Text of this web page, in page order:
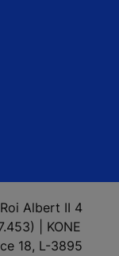
Albert II 4
| KONE
18, L-3895